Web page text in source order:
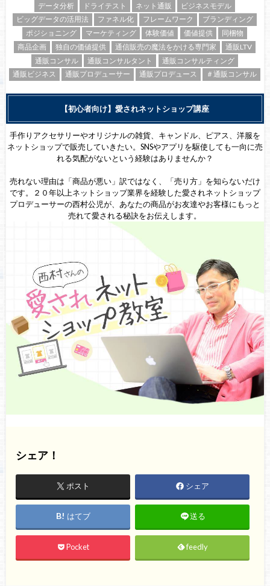
データ分析 ドライテスト ネット通販
ビジネスモデル
ビッグデータの活用法
ファネル化 フレームワーク
ブランディング
ポジショニング
マーケティング 体験価値 価値提供
同梱物
商品企画
独自の価値提供 通信販売の魔法をかける専門家
通販LTV
通販コンサル
通販コンサルタント
通販コンサルティング
通販ビジネス
通販プロデューサー 通販プロデュース ＃通販コンサル
【初心者向け】愛されネットショップ講座
手作りアクセサリーやオリジナルの雑貨、キャンドル、ピアス、洋服を
ネットショップで販売していきたい。SNSやアプリを駆使しても一向に売
れる気配がないという経験はありませんか？
売れない理由は「商品が悪い」訳ではなく、「売り方」を知らないだけ
です。２０年以上ネットショップ業界を経験した愛されネットショップ
プロデューサーの西村公児が、あなたの商品がお友達やお客様にもっと
売れて愛される秘訣をお伝えします。
シェア！
ポスト シェア
はてブ 送る
Pocket feedly